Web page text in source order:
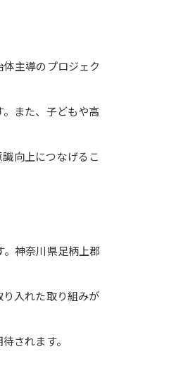
主導のプロジェク
また、子どもや高
向上につなげるこ
神奈川県足柄上郡
入れた取り組みが
されます。